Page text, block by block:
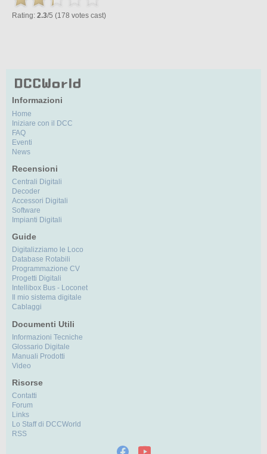
Rating: 2.3/5 (178 votes cast)
Informazioni
Home
Iniziare con il DCC
FAQ
Eventi
News
Recensioni
Centrali Digitali
Decoder
Accessori Digitali
Software
Impianti Digitali
Guide
Digitalizziamo le Loco
Database Rotabili
Programmazione CV
Progetti Digitali
Intellibox Bus - Loconet
Il mio sistema digitale
Cablaggi
Documenti Utili
Informazioni Tecniche
Glossario Digitale
Manuali Prodotti
Video
Risorse
Contatti
Forum
Links
Lo Staff di DCCWorld
RSS